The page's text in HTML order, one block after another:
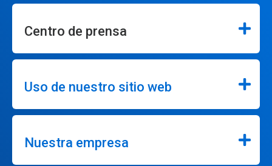
Centro de prensa
Uso de nuestro sitio web
Nuestra empresa